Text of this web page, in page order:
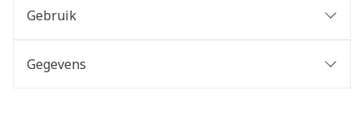
Gebruik
Gegevens